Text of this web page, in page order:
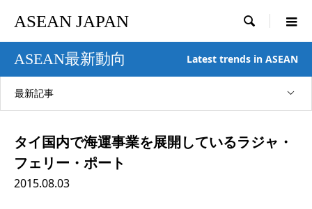
ASEAN JAPAN 
ASEAN最新動向 Latest trends in ASEAN
最新記事
タイ国内で海運事業を展開しているラジャ・
フェリー・ポート
2015.08.03